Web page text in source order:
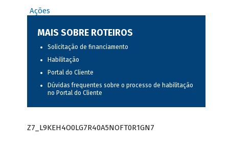
Ações
MAIS SOBRE ROTEIROS
Solicitação de financiamento
Habilitação
Portal do Cliente
Dúvidas frequentes sobre o processo de habilitação
no Portal do Cliente
Z7_L9KEH4O0LG7R40A5NOFT0R1GN7